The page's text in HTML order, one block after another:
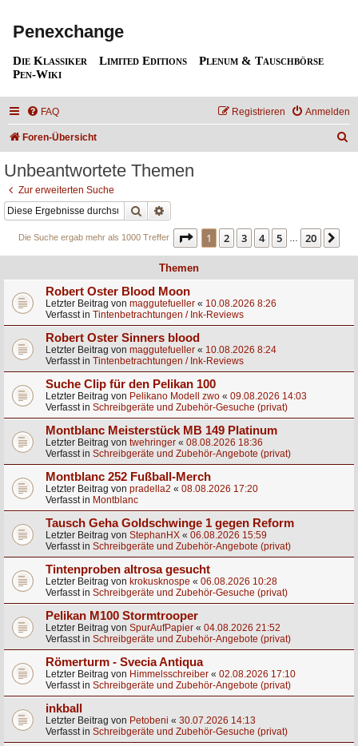
Penexchange
Die Klassiker Limited Editions
Plenum & Tauschbörse
Pen-Wiki
FAQ Anmelden
Registrieren
Foren-Übersicht
Unbeantwortete Themen
Zur erweiterten Suche
Suche
Die Suche ergab mehr als 1000 Treffer Seite 1von 20
1 2 3 4 5 … 20
Themen
Robert Oster Blood Moon
Letzter Beitrag von maggutefueller « 10.08.2026 8:26
Verfasst in Tintenbetrachtungen / Ink-Reviews
Robert Oster Sinners blood
Letzter Beitrag von maggutefueller « 10.08.2026 8:24
Verfasst in Tintenbetrachtungen / Ink-Reviews
Suche Clip für den Pelikan 100
Letzter Beitrag von Pelikano Modell zwo « 09.08.2026 14:03
Verfasst in Schreibgeräte und Zubehör-Gesuche (privat)
Montblanc Meisterstück MB 149 Platinum
Letzter Beitrag von twehringer « 08.08.2026 18:36
Verfasst in Schreibgeräte und Zubehör-Angebote (privat)
Montblanc 252 Fußball-Merch
Letzter Beitrag von pradella2 « 08.08.2026 17:20
Verfasst in Montblanc
Tausch Geha Goldschwinge 1 gegen Reform
Letzter Beitrag von StephanHX « 06.08.2026 15:59
Verfasst in Schreibgeräte und Zubehör-Angebote (privat)
Tintenproben altrosa gesucht
Letzter Beitrag von krokusknospe « 06.08.2026 10:28
Verfasst in Schreibgeräte und Zubehör-Gesuche (privat)
Pelikan M100 Stormtrooper
Letzter Beitrag von SpurAufPapier « 04.08.2026 21:52
Verfasst in Schreibgeräte und Zubehör-Angebote (privat)
Römerturm - Svecia Antiqua
Letzter Beitrag von Himmelsschreiber « 02.08.2026 17:10
Verfasst in Schreibgeräte und Zubehör-Angebote (privat)
inkball
Letzter Beitrag von Petobeni « 30.07.2026 14:13
Verfasst in Schreibgeräte und Zubehör-Gesuche (privat)